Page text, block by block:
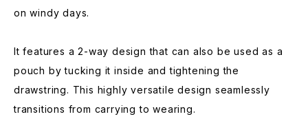
on windy days.
It features a 2-way design that can also be used as a
pouch by tucking it inside and tightening the
drawstring. This highly versatile design seamlessly
transitions from carrying to wearing.